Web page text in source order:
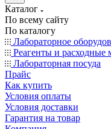
Каталог
По всему сайту
По каталогу
Лабораторное
Реагенты и расходные
Лабораторная посуда
Прайс
Как купить
Условия оплаты
Условия доставки
Гарантия на товар